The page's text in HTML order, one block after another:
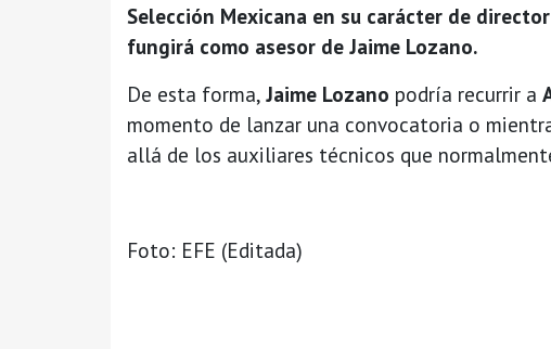
Selección Mexicana en su carácter de
fungirá como asesor de Jaime Lozano.
De esta forma, Jaime Lozano podría recurrir a
momento de lanzar una convocatoria o
allá de los auxiliares técnicos que
Foto: EFE (Editada)